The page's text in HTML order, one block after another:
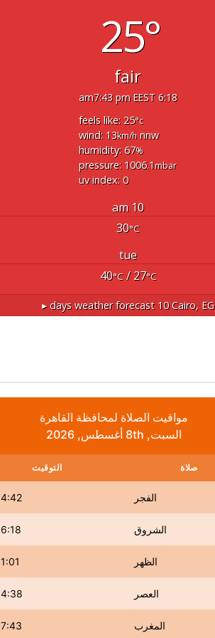
25°
fair
6:18 am
7:43 pm EEST
feels like: 25°c
wind: 13km/h nnw
humidity: 67%
pressure: 1006.1mbar
uv index: 0
10 am
30°C
tue
40°C/ 27°C
Cairo, EG
10 days weather forecast ▸
مواقيت الصلاة لمحافظة القاهرة
السبت, 8th أغسطس, 2026
صلاة التوقيت
الفجر 4:42 AM
الشروق 6:18 AM
الظهر 1:01 PM
العصر 4:38 PM
المغرب 7:43 PM